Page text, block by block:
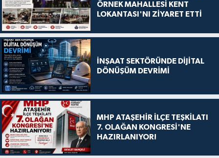
ÖRNEK MAHALLESİ KENT
LOKANTASI'NI ZİYARET ETTİ
İNŞAAT SEKTÖRÜNDE DİJİTAL
DÖNÜŞÜM DEVRİMİ
MHP ATAŞEHİR İLÇE TEŞKİLATI
7. OLAĞAN KONGRESİ'NE
HAZIRLANIYOR!